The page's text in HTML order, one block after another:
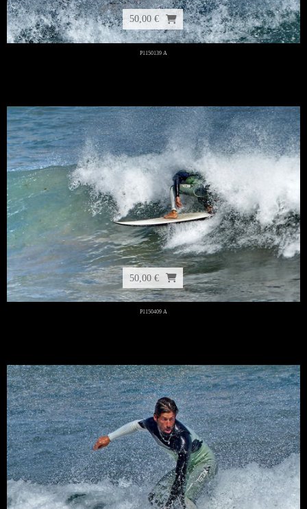
50,00 €
P1150139 A
50,00 €
P1150409 A